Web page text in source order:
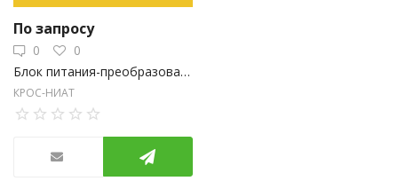
По запросу
0
0
Блок питания-преобразователь DC-DC БП 12/48 В
КРОС-НИАТ